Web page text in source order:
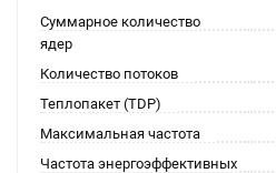
Суммарное количество
ядер
Количество потоков
Теплопакет (TDP)
Максимальная частота
Частота энергоэффективных